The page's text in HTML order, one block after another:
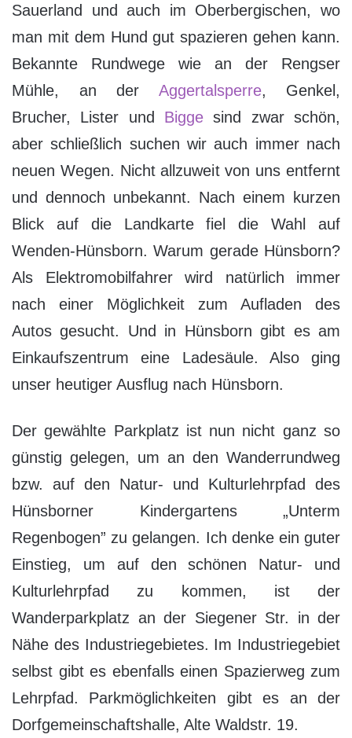
Sauerland und auch im Oberbergischen, wo
man mit dem Hund gut spazieren gehen kann.
Bekannte Rundwege wie an der Rengser
Mühle, an der Aggertalsperre, Genkel,
Brucher, Lister und Bigge sind zwar schön,
aber schließlich suchen wir auch immer nach
neuen Wegen. Nicht allzuweit von uns entfernt
und dennoch unbekannt. Nach einem kurzen
Blick auf die Landkarte fiel die Wahl auf
Wenden-Hünsborn. Warum gerade Hünsborn?
Als Elektromobilfahrer wird natürlich immer
nach einer Möglichkeit zum Aufladen des
Autos gesucht. Und in Hünsborn gibt es am
Einkaufszentrum eine Ladesäule. Also ging
unser heutiger Ausflug nach Hünsborn.
Der gewählte Parkplatz ist nun nicht ganz so
günstig gelegen, um an den Wanderrundweg
bzw. auf den Natur- und Kulturlehrpfad des
Hünsborner Kindergartens „Unterm
Regenbogen” zu gelangen. Ich denke ein guter
Einstieg, um auf den schönen Natur- und
Kulturlehrpfad zu kommen, ist der
Wanderparkplatz an der Siegener Str. in der
Nähe des Industriegebietes. Im Industriegebiet
selbst gibt es ebenfalls einen Spazierweg zum
Lehrpfad. Parkmöglichkeiten gibt es an der
Dorfgemeinschaftshalle, Alte Waldstr. 19.